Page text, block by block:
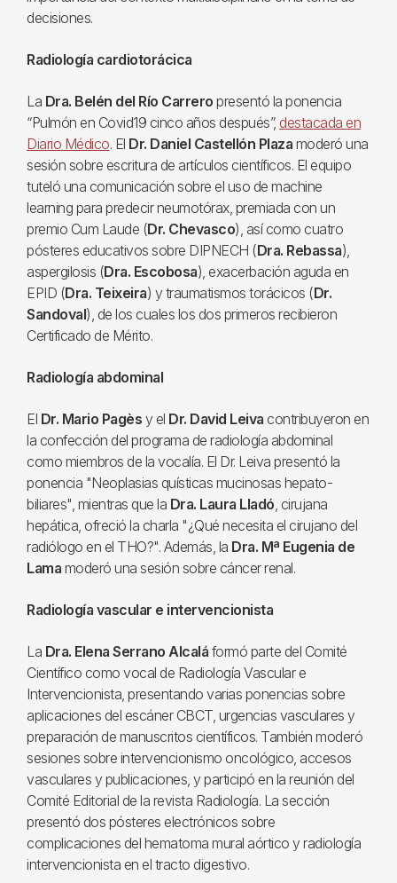
decisiones.
Radiología cardiotorácica
La Dra. Belén del Río Carrero presentó la ponencia
“Pulmón en Covid19 cinco años después”, destacada en
Diario Médico. El Dr. Daniel Castellón Plaza moderó una
sesión sobre escritura de artículos científicos. El equipo
tuteló una comunicación sobre el uso de machine
learning para predecir neumotórax, premiada con un
premio Cum Laude (Dr. Chevasco), así como cuatro
pósteres educativos sobre DIPNECH (Dra. Rebassa),
aspergilosis (Dra. Escobosa), exacerbación aguda en
EPID (Dra. Teixeira) y traumatismos torácicos (Dr.
Sandoval), de los cuales los dos primeros recibieron
Certificado de Mérito.
Radiología abdominal
El Dr. Mario Pagès y el Dr. David Leiva contribuyeron en
la confección del programa de radiología abdominal
como miembros de la vocalía. El Dr. Leiva presentó la
ponencia "Neoplasias quísticas mucinosas hepato-
biliares", mientras que la Dra. Laura Lladó, cirujana
hepática, ofreció la charla "¿Qué necesita el cirujano del
radiólogo en el THO?". Además, la Dra. Mª Eugenia de
Lama moderó una sesión sobre cáncer renal.
Radiología vascular e intervencionista
La Dra. Elena Serrano Alcalá formó parte del Comité
Científico como vocal de Radiología Vascular e
Intervencionista, presentando varias ponencias sobre
aplicaciones del escáner CBCT, urgencias vasculares y
preparación de manuscritos científicos. También moderó
sesiones sobre intervencionismo oncológico, accesos
vasculares y publicaciones, y participó en la reunión del
Comité Editorial de la revista Radiología. La sección
presentó dos pósteres electrónicos sobre
complicaciones del hematoma mural aórtico y radiología
intervencionista en el tracto digestivo.